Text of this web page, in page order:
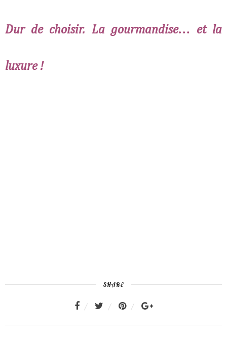
Dur de choisir. La gourmandise… et la
luxure !
SHARE